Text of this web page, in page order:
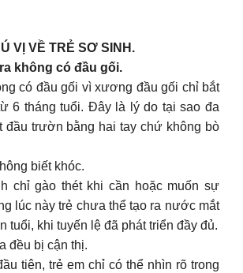
VỊ VỀ TRẺ SƠ SINH.
không có đầu gối.
có đầu gối vì xương đầu gối chỉ bắt
6 tháng tuổi. Đây là lý do tại sao đa
đầu trườn bằng hai tay chứ không bò
biết khóc.
chỉ gào thét khi cần hoặc muốn sự
lúc này trẻ chưa thể tạo ra nước mắt
tuổi, khi tuyến lệ đã phát triển đầy đủ.
đều bị cận thị.
tiên, trẻ em chỉ có thể nhìn rõ trong